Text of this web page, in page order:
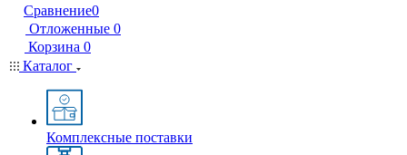
Сравнение0
Отложенные 0
Корзина 0
Каталог
Комплексные поставки